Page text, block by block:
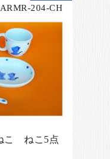
ARMR-204-CH
こ ねこ5点